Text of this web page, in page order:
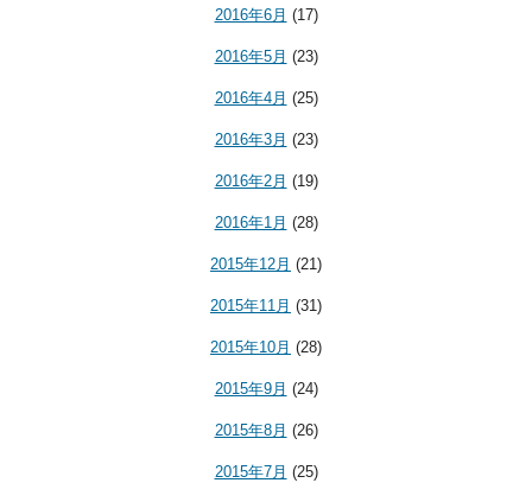
2016年6月 (17)
2016年5月 (23)
2016年4月 (25)
2016年3月 (23)
2016年2月 (19)
2016年1月 (28)
2015年12月 (21)
2015年11月 (31)
2015年10月 (28)
2015年9月 (24)
2015年8月 (26)
2015年7月 (25)